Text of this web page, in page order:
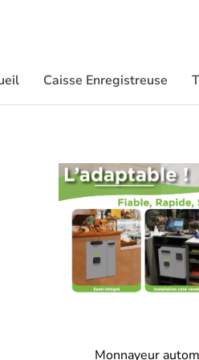
Caisse Enregistreuse
Monnayeur